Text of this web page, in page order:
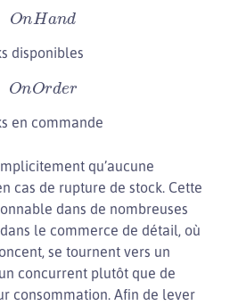
On Hand
disponibles
OnOrder
en commande
qu’aucune
cas de rupture de stock. Cette
dans de nombreuses
le commerce de détail, où
se tournent vers un
concurrent plutôt que de
consommation. Afin de lever